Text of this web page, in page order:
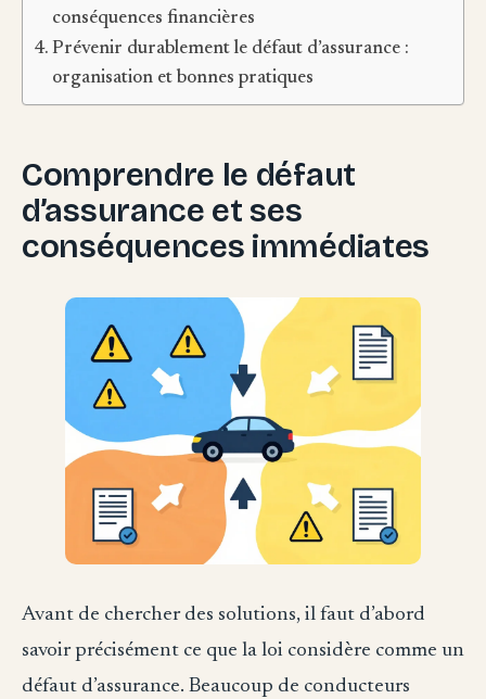
conséquences financières
Prévenir durablement le défaut d’assurance :
organisation et bonnes pratiques
Comprendre le défaut
d’assurance et ses
conséquences immédiates
Avant de chercher des solutions, il faut d’abord
savoir précisément ce que la loi considère comme un
défaut d’assurance. Beaucoup de conducteurs